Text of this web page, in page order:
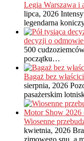
Legia Warszawa i
lipca, 2026
legendarna
decyzji o
500
początku…
Bagaż bez
sierpnia, 2026
pasażerskim
Wiosenne
kwietnia, 2026